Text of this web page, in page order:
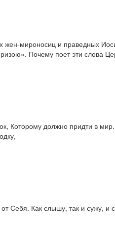
жен-мироносиц и праведных
Почему поет эти слова
должно придти в мир.
Себя. Как слышу, так и сужу,